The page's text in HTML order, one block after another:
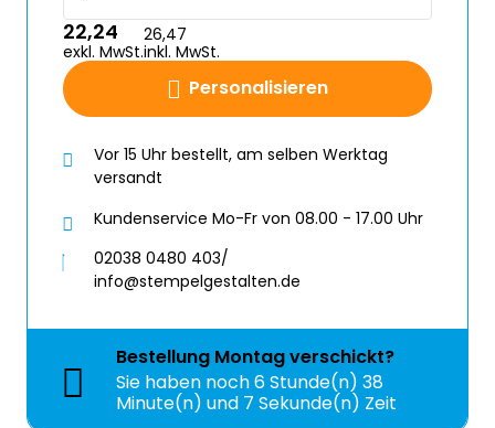
Personalisieren
22,24
exkl. MwSt.
26,47
inkl. MwSt.
Vor 15 Uhr bestellt, am selben Werktag
versandt
Kundenservice Mo-Fr von 08.00 - 17.00 Uhr
02038 0480 403/
info@stempelgestalten.de
Bestellung Montagverschickt?
Sie haben noch6 Stunde(n) 38
Minute(n) und 7 Sekunde(n) Zeit